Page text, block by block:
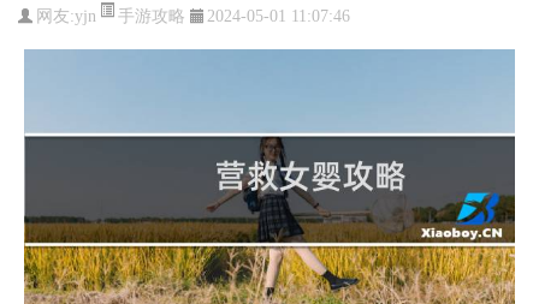
网友:yjn 手游攻略 2024-05-01 11:07:46